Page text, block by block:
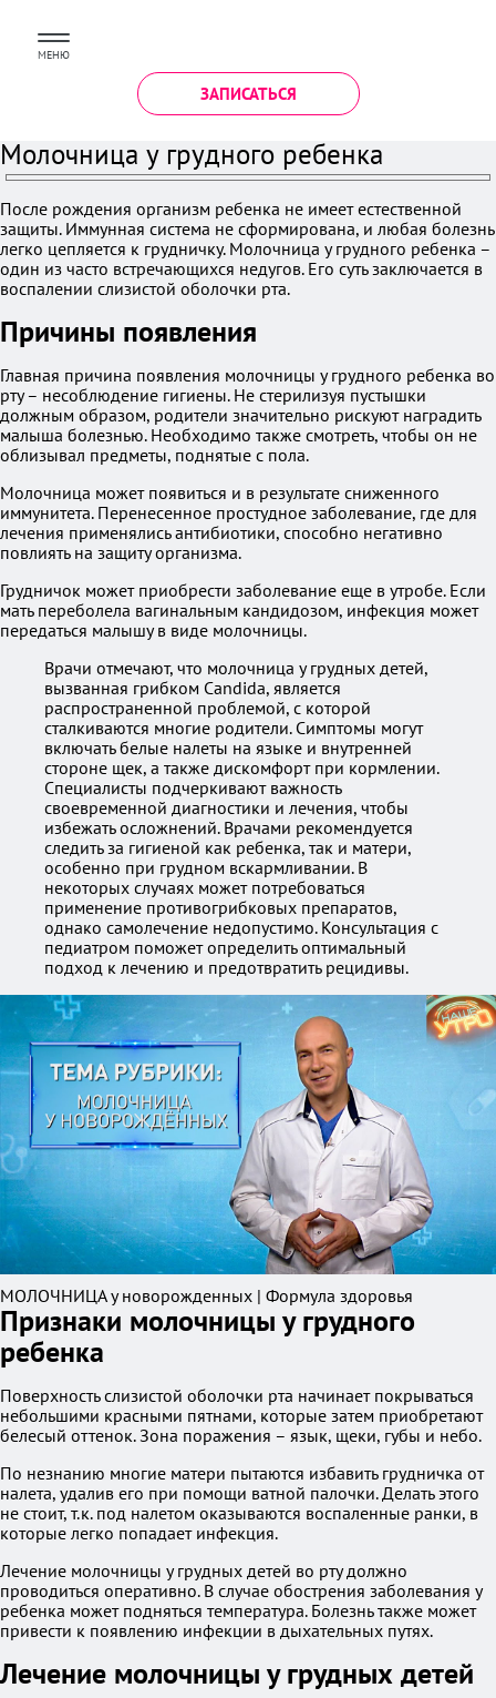
МЕНЮ
ЗАПИСАТЬСЯ
Молочница у грудного ребенка
После рождения организм ребенка не имеет естественной
защиты. Иммунная система не сформирована, и любая болезнь
легко цепляется к грудничку. Молочница у грудного ребенка –
один из часто встречающихся недугов. Его суть заключается в
воспалении слизистой оболочки рта.
Причины появления
Главная причина появления молочницы у грудного ребенка во
рту – несоблюдение гигиены. Не стерилизуя пустышки
должным образом, родители значительно рискуют наградить
малыша болезнью. Необходимо также смотреть, чтобы он не
облизывал предметы, поднятые с пола.
Молочница может появиться и в результате сниженного
иммунитета. Перенесенное простудное заболевание, где для
лечения применялись антибиотики, способно негативно
повлиять на защиту организма.
Грудничок может приобрести заболевание еще в утробе. Если
мать переболела вагинальным кандидозом, инфекция может
передаться малышу в виде молочницы.
Врачи отмечают, что молочница у грудных детей,
вызванная грибком Candida, является
распространенной проблемой, с которой
сталкиваются многие родители. Симптомы могут
включать белые налеты на языке и внутренней
стороне щек, а также дискомфорт при кормлении.
Специалисты подчеркивают важность
своевременной диагностики и лечения, чтобы
избежать осложнений. Врачами рекомендуется
следить за гигиеной как ребенка, так и матери,
особенно при грудном вскармливании. В
некоторых случаях может потребоваться
применение противогрибковых препаратов,
однако самолечение недопустимо. Консультация с
педиатром поможет определить оптимальный
подход к лечению и предотвратить рецидивы.
МОЛОЧНИЦА у новорожденных | Формула здоровья
Признаки молочницы у грудного
ребенка
Поверхность слизистой оболочки рта начинает покрываться
небольшими красными пятнами, которые затем приобретают
белесый оттенок. Зона поражения – язык, щеки, губы и небо.
По незнанию многие матери пытаются избавить грудничка от
налета, удалив его при помощи ватной палочки. Делать этого
не стоит, т.к. под налетом оказываются воспаленные ранки, в
которые легко попадает инфекция.
Лечение молочницы у грудных детей во рту должно
проводиться оперативно. В случае обострения заболевания у
ребенка может подняться температура. Болезнь также может
привести к появлению инфекции в дыхательных путях.
Лечение молочницы у грудных детей